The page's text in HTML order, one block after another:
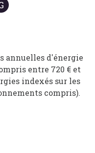
annuelles d'énergie
entre 720 € et
indexés sur les
compris).